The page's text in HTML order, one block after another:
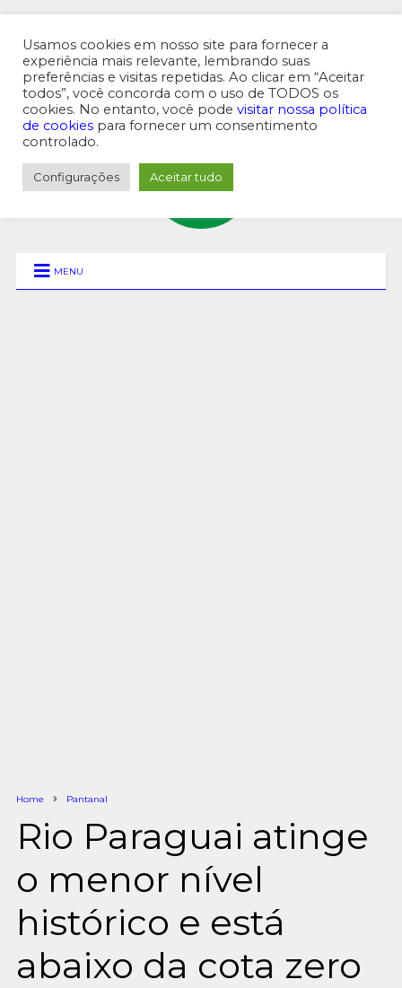
MENU SUPERIOR
MENU
Home Pantanal
Rio Paraguai atinge
o menor nível
histórico e está
abaixo da cota zero
Usamos cookies em nosso site para fornecer a
experiência mais relevante, lembrando suas
preferências e visitas repetidas. Ao clicar em “Aceitar
todos”, você concorda com o uso de TODOS os
cookies. No entanto, você pode visitar nossa política
de cookies para fornecer um consentimento
controlado.
Configurações Aceitar tudo